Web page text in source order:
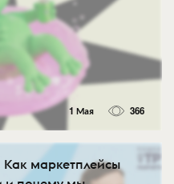
1 Мая 366
Как маркетплейсы